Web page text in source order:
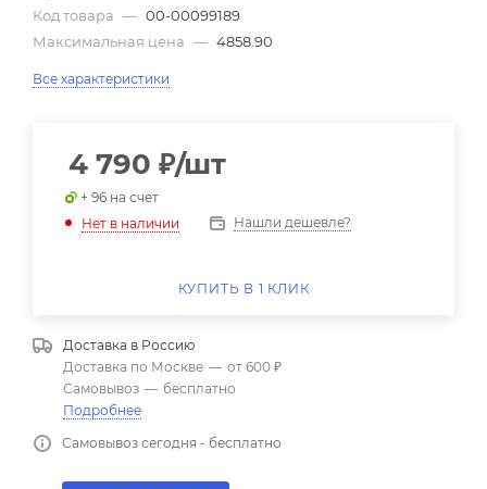
Код товара — 00-00099189
Максимальная цена — 4858.90
Все характеристики
4 790 ₽/шт
+ 96 на счет
Нет в наличии
Нашли дешевле?
КУПИТЬ В 1 КЛИК
Доставка в Россию
Доставка по Москве — от 600 ₽
Самовывоз — бесплатно
Подробнее
Самовывоз сегодня - бесплатно